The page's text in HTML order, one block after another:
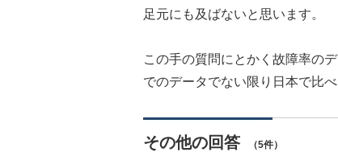
足元にも及ばないと思います。
この手の質問にとかく故障率の
でのデータでない限り日本で比
その他の回答 （5件）